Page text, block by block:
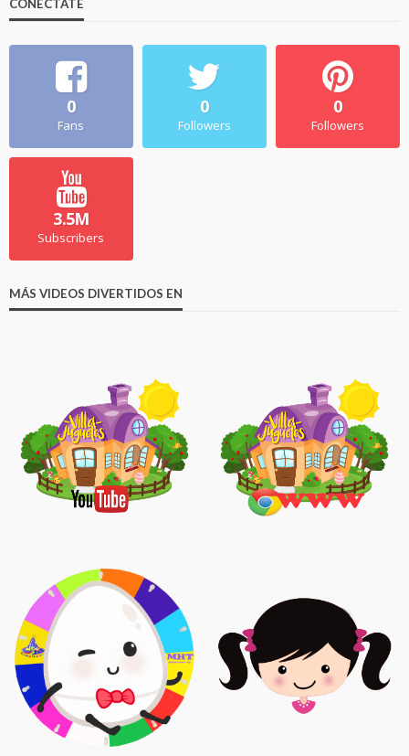
CONECTATE
0
Fans
0
Followers
0
Followers
3.5M
Subscribers
MÁS VIDEOS DIVERTIDOS EN